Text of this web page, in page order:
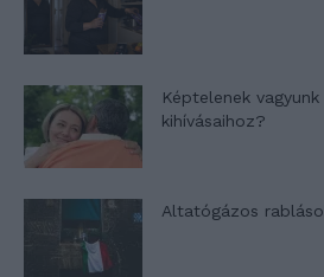
Képtelenek
kihívásaihoz?
Altatógázos